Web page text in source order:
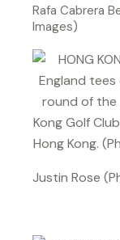
Rafa Cabrera
Images)
Justin Rose